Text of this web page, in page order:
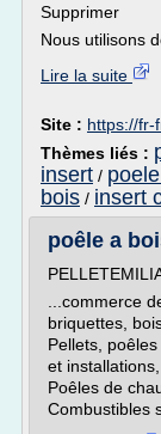
Supprimer
Nous utilisons
Lire la suite
Site : https://fr-
Thèmes liés :
insert /
bois / insert
poêle a
...commerce
briquettes,
Pellets,
et
Poêles de
Combustibles